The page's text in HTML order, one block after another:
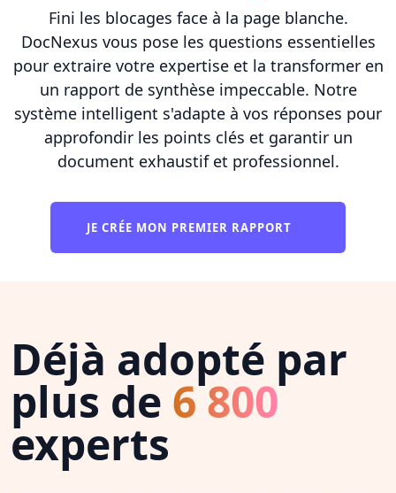
Fini les blocages face à la page blanche.
DocNexus vous pose les questions essentielles
pour extraire votre expertise et la transformer en
un rapport de synthèse impeccable. Notre
système intelligent s'adapte à vos réponses pour
approfondir les points clés et garantir un
document exhaustif et professionnel.
JE CRÉE MON PREMIER RAPPORT
Déjà adopté par
plus de 6 800
experts